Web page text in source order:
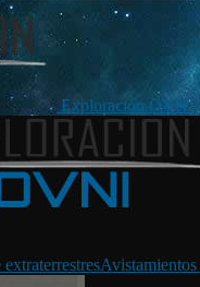
Exploración OVNI